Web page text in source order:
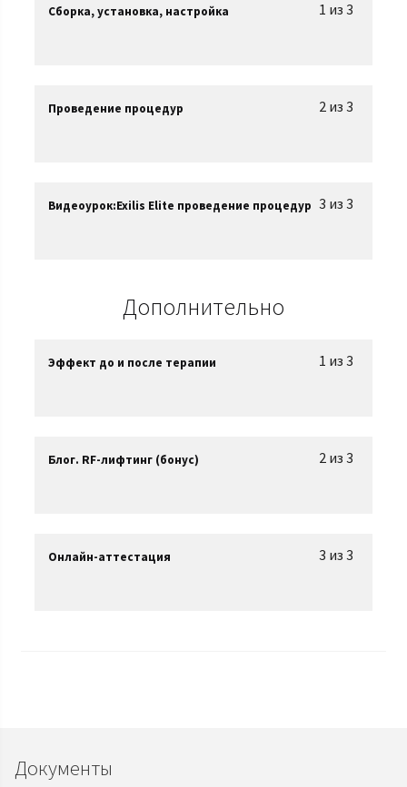
1 из 3
Сборка, установка, настройка
2 из 3
Проведение процедур
3 из 3
Видеоурок:Exilis Elite проведение процедур
Дополнительно
1 из 3
Эффект до и после терапии
2 из 3
Блог. RF-лифтинг (бонус)
3 из 3
Онлайн-аттестация
Документы